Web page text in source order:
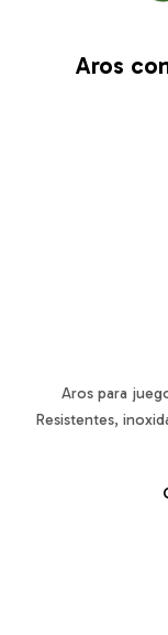
Aros
Aros para
Resistentes,